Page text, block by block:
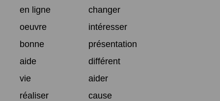
en ligne
changer
oeuvre
intéresser
bonne
présentation
aide
différent
vie
aider
réaliser
cause